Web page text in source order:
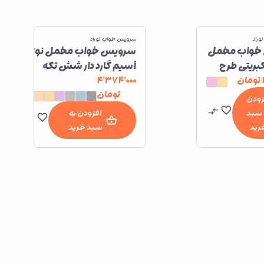
مخمل
طرح
تومان
سبد
سرویس خواب نوزاد
سرویس خواب مخمل نوزاد
آسیم گارد دار شش تکه
۴٬۳۷۴٬۰۰۰
تومان
افزودن به
سبد خرید